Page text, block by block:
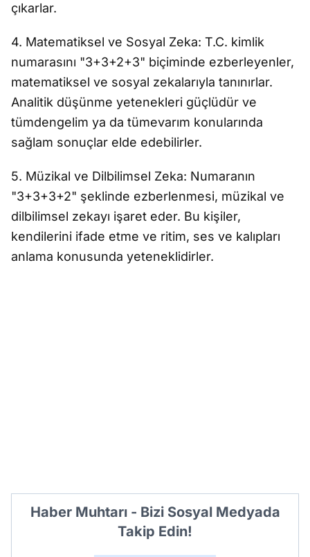
çıkarlar.
4. Matematiksel ve Sosyal Zeka: T.C. kimlik
numarasını "3+3+2+3" biçiminde ezberleyenler,
matematiksel ve sosyal zekalarıyla tanınırlar.
Analitik düşünme yetenekleri güçlüdür ve
tümdengelim ya da tümevarım konularında
sağlam sonuçlar elde edebilirler.
5. Müzikal ve Dilbilimsel Zeka: Numaranın
"3+3+3+2" şeklinde ezberlenmesi, müzikal ve
dilbilimsel zekayı işaret eder. Bu kişiler,
kendilerini ifade etme ve ritim, ses ve kalıpları
anlama konusunda yeteneklidirler.
Haber Muhtarı - Bizi Sosyal Medyada
Takip Edin!